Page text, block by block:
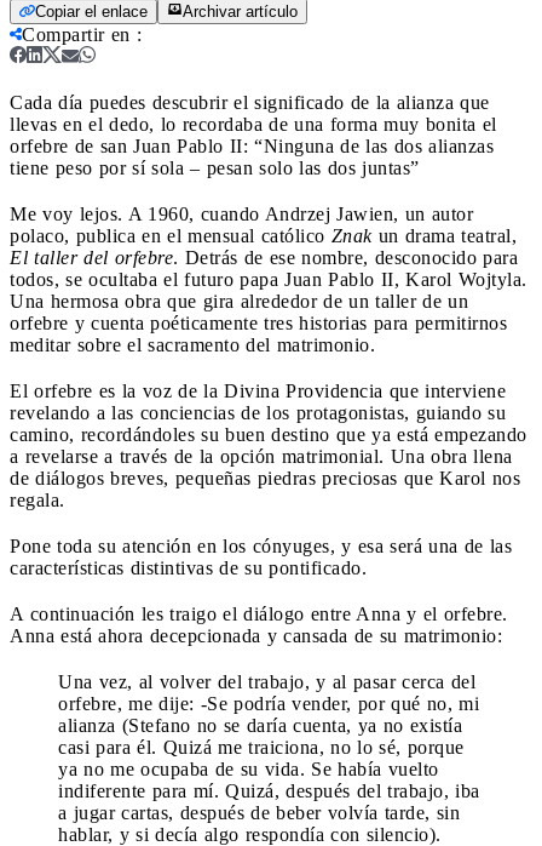
Copiar el enlace Archivar artículo
Compartir en :
Cada día puedes descubrir el significado de la alianza que
llevas en el dedo, lo recordaba de una forma muy bonita el
orfebre de san Juan Pablo II: “Ninguna de las dos alianzas
tiene peso por sí sola – pesan solo las dos juntas”
Me voy lejos. A 1960, cuando Andrzej Jawien, un autor
polaco, publica en el mensual católico Znakun drama teatral,
El taller del orfebre. Detrás de ese nombre, desconocido para
todos, se ocultaba el futuro papa Juan Pablo II, Karol Wojtyla.
Una hermosa obra que gira alrededor de un taller de un
orfebre y cuenta poéticamente tres historias para permitirnos
meditar sobre el sacramento del matrimonio.
El orfebre es la voz de la Divina Providencia que interviene
revelando a las conciencias de los protagonistas, guiando su
camino, recordándoles su buen destino que ya está empezando
a revelarse a través de la opción matrimonial. Una obra llena
de diálogos breves, pequeñas piedras preciosas que Karol nos
regala.
Pone toda su atención en los cónyuges, y esa será una de las
características distintivas de su pontificado.
A continuación les traigo el diálogo entre Anna y el orfebre.
Anna está ahora decepcionada y cansada de su matrimonio:
Una vez, al volver del trabajo, y al pasar cerca del
orfebre, me dije: -Se podría vender, por qué no, mi
alianza (Stefano no se daría cuenta, ya no existía
casi para él. Quizá me traiciona, no lo sé, porque
ya no me ocupaba de su vida. Se había vuelto
indiferente para mí. Quizá, después del trabajo, iba
a jugar cartas, después de beber volvía tarde, sin
hablar, y si decía algo respondía con silencio).